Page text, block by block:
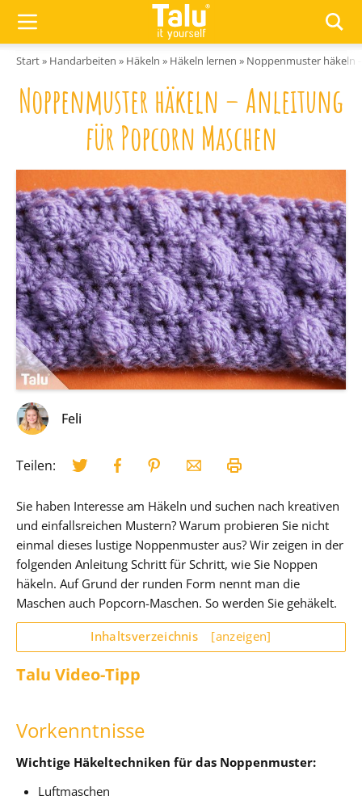
Start» Handarbeiten » Häkeln » Häkeln lernen » Noppenmuster häkeln
Noppenmuster häkeln – Anleitung
für Popcorn Maschen
Feli
Teilen:
Sie haben Interesse am Häkeln und suchen nach kreativen
und einfallsreichen Mustern? Warum probieren Sie nicht
einmal dieses lustige Noppenmuster aus? Wir zeigen in der
folgenden Anleitung Schritt für Schritt, wie Sie Noppen
häkeln. Auf Grund der runden Form nennt man die
Maschen auch Popcorn-Maschen. So werden Sie gehäkelt.
Inhaltsverzeichnis [anzeigen]
Talu Video-Tipp
Vorkenntnisse
Wichtige Häkeltechniken für das Noppenmuster:
Luftmaschen